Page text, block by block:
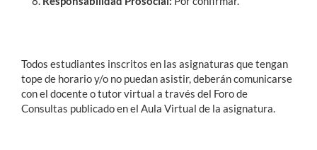
Todos estudiantes inscritos en las asignaturas que tengan
tope de horario y/o no puedan asistir, deberán comunicarse
con el docente o tutor virtual a través del Foro de
Consultas publicado en el Aula Virtual de la asignatura.